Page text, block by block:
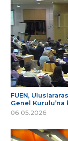
FUEN,
Genel Kurulu’na
06.05.2026